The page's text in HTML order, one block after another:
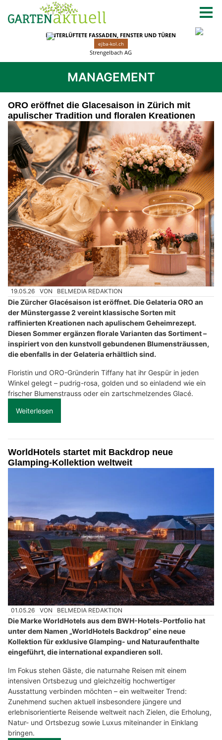
MANAGEMENT
ORO eröffnet die Glacesaison in Zürich mit
apulischer Tradition und floralen Kreationen
19.05.26 VON BELMEDIA REDAKTION
Die Zürcher Glacésaison ist eröffnet. Die Gelateria ORO an
der Münstergasse 2 vereint klassische Sorten mit
raffinierten Kreationen nach apulischem Geheimrezept.
Diesen Sommer ergänzen florale Varianten das Sortiment –
inspiriert von den kunstvoll gebundenen Blumensträussen,
die ebenfalls in der Gelateria erhältlich sind.
Floristin und ORO-Gründerin Tiffany hat ihr Gespür in jeden
Winkel gelegt – pudrig-rosa, golden und so einladend wie ein
frischer Blumenstrauss oder ein zartschmelzendes Glacé.
Weiterlesen
WorldHotels startet mit Backdrop neue
Glamping-Kollektion weltweit
01.05.26 VON BELMEDIA REDAKTION
Die Marke WorldHotels aus dem BWH-Hotels-Portfolio hat
unter dem Namen „WorldHotels Backdrop“ eine neue
Kollektion für exklusive Glamping- und Naturaufenthalte
eingeführt, die international expandieren soll.
Im Fokus stehen Gäste, die naturnahe Reisen mit einem
intensiven Ortsbezug und gleichzeitig hochwertiger
Ausstattung verbinden möchten – ein weltweiter Trend:
Zunehmend suchen aktuell insbesondere jüngere und
erlebnisorientierte Reisende weltweit nach Zielen, die Erholung,
Natur- und Ortsbezug sowie Luxus miteinander in Einklang
bringen.